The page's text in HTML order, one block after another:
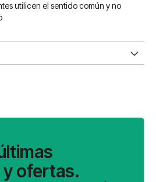
utilicen el sentido común y no
y ofertas.